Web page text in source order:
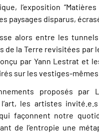
l’exposition
paysages disparus,
alors entre les
la Terre revisitées par
par Yann Lestrat et
sur les vestiges-
proposés par
les artistes
façonnent notre
de l’entropie une